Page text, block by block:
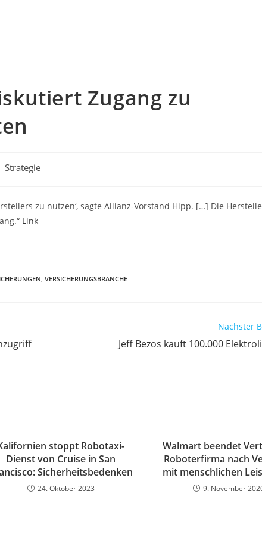
Zugang zu
Strategie
zu nutzen‘, sagte Allianz-Vorstand Hipp. […] Die
Link
, VERSICHERUNGSBRANCHE
Nächster
Jeff Bezos kauft 100.000
stoppt Robotaxi-
Dienst von Cruise in San
Sicherheitsbedenken
24. Oktober 2023
Walmart beendet
Roboterfirma nach
mit menschlichen
9. November